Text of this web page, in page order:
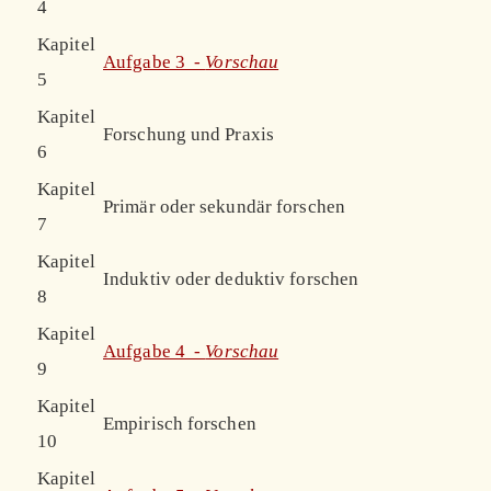
4
Kapitel
5
Aufgabe 3 - Vorschau
Kapitel
6
Forschung und Praxis
Kapitel
7
Primär oder sekundär forschen
Kapitel
8
Induktiv oder deduktiv forschen
Kapitel
9
Aufgabe 4 - Vorschau
Kapitel
10
Empirisch forschen
Kapitel